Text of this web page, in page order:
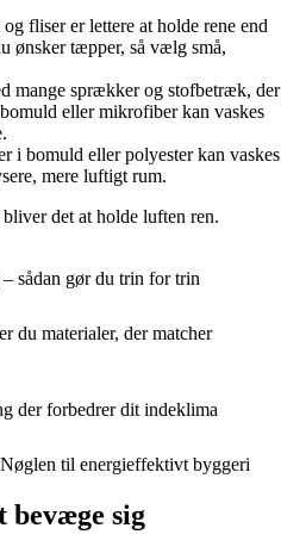
fliser er lettere at holde rene end
tæpper, så vælg små,
mange sprækker og stofbetræk, der
eller mikrofiber kan vaskes
i bomuld eller polyester kan vaskes
mere luftigt rum.
det at holde luften ren.
sådan gør du trin for trin
du materialer, der matcher
der forbedrer dit indeklima
til energieffektivt byggeri
bevæge sig